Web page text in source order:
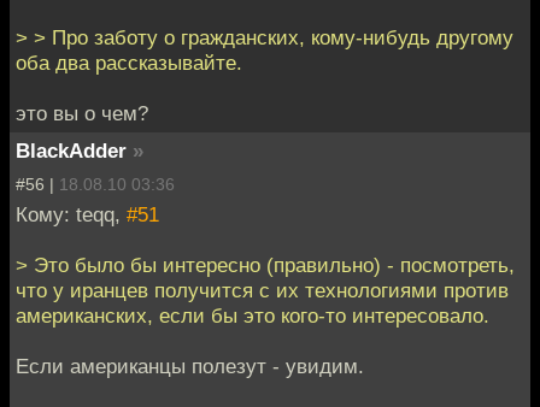
> > Про заботу о гражданских, кому-нибудь другому
оба два рассказывайте.
это вы о чем?
BlackAdder »
#56 | 18.08.10 03:36
Кому: teqq, #51
> Это было бы интересно (правильно) - посмотреть,
что у иранцев получится с их технологиями против
американских, если бы это кого-то интересовало.
Если американцы полезут - увидим.